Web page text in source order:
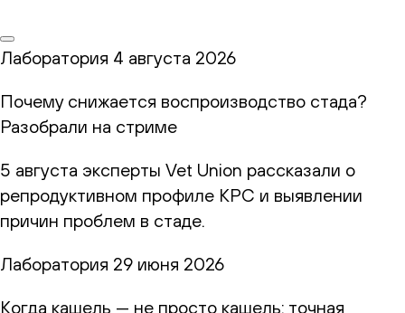
Лаборатория 4 августа 2026
Почему снижается воспроизводство стада?
Разобрали на стриме
5 августа эксперты Vet Union рассказали о
репродуктивном профиле КРС и выявлении
причин проблем в стаде.
Лаборатория 29 июня 2026
Когда кашель — не просто кашель: точная